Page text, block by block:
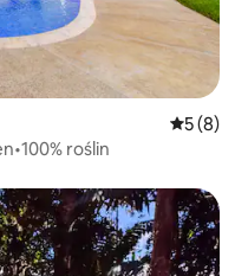
Średnia
5 (8)
roślin
gości